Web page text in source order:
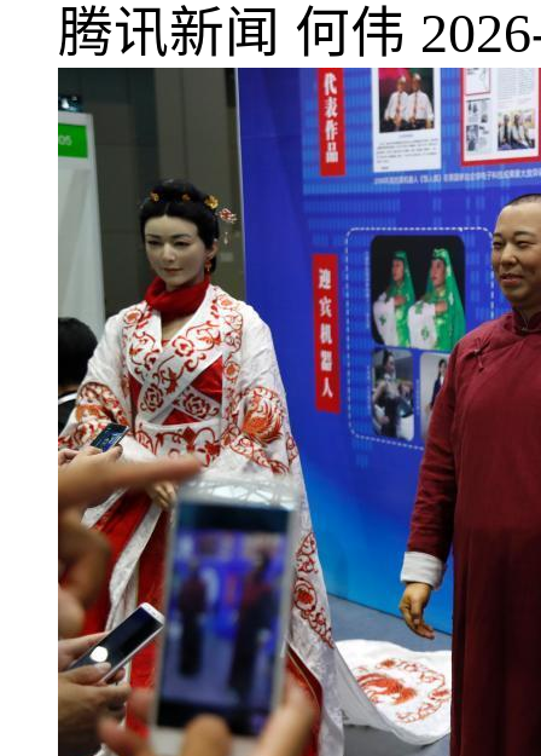
腾讯新闻 何伟